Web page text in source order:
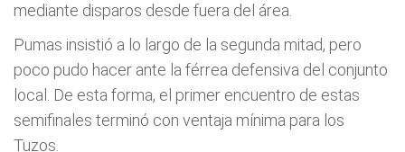
mediante disparos desde fuera del área.
Pumas insistió a lo largo de la segunda mitad, pero
poco pudo hacer ante la férrea defensiva del conjunto
local. De esta forma, el primer encuentro de estas
semifinales terminó con ventaja mínima para los
Tuzos.